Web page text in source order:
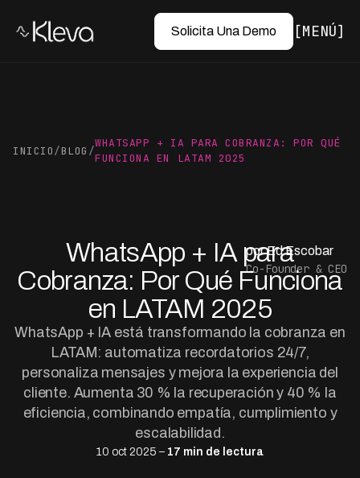
Solicita Una Demo MENÚ
INICIO/BLOG /
WHATSAPP + IA PARA COBRANZA: POR QUÉ
FUNCIONA EN LATAM 2025
WhatsApp + IA para
Cobranza: Por Qué Funciona
en LATAM 2025
WhatsApp + IA está transformando la cobranza en
LATAM: automatiza recordatorios 24/7,
personaliza mensajes y mejora la experiencia del
cliente. Aumenta 30 % la recuperación y 40 % la
eficiencia, combinando empatía, cumplimiento y
escalabilidad.
10 oct 2025 – 17 min de lectura
por Ed Escobar
Co-Founder & CEO